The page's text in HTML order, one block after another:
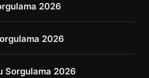
2026
2026
Sorgulama 2026